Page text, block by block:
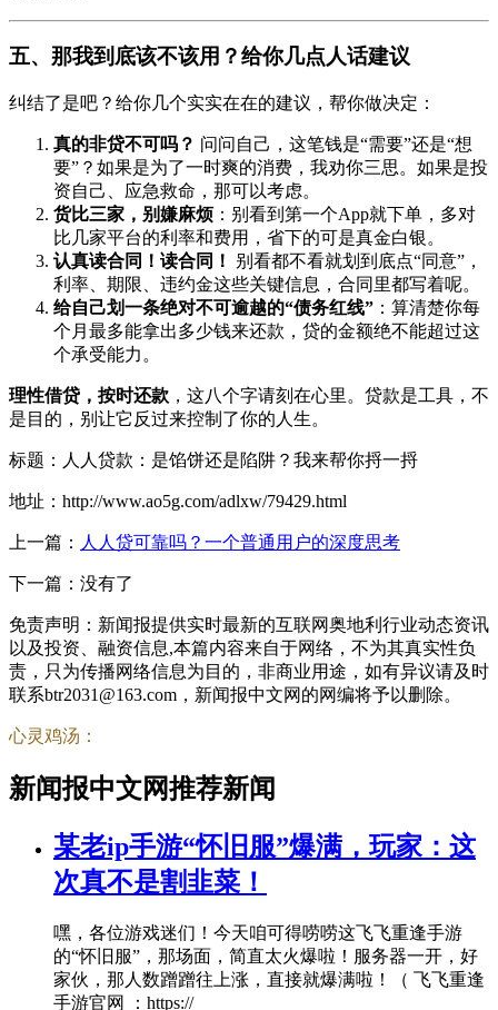
五、那我到底该不该用？给你几点人话建议
纠结了是吧？给你几个实实在在的建议，帮你做决定：
真的非贷不可吗？ 问问自己，这笔钱是“需要”还是“想
要”？如果是为了一时爽的消费，我劝你三思。如果是投
资自己、应急救命，那可以考虑。
货比三家，别嫌麻烦：别看到第一个App就下单，多对
比几家平台的利率和费用，省下的可是真金白银。
认真读合同！读合同！
别看都不看就划到底点“同意”，
利率、期限、违约金这些关键信息，合同里都写着呢。
给自己划一条绝对不可逾越的“债务红线” ：算清楚你每
个月最多能拿出多少钱来还款，贷的金额绝不能超过这
个承受能力。
理性借贷，按时还款 ，这八个字请刻在心里。贷款是工具，不
是目的，别让它反过来控制了你的人生。
标题：人人贷款：是馅饼还是陷阱？我来帮你捋一捋
地址：http://www.ao5g.com/adlxw/79429.html
上一篇： 人人贷可靠吗？一个普通用户的深度思考
下一篇：没有了
免责声明：新闻报提供实时最新的互联网奥地利行业动态资讯
以及投资、融资信息,本篇内容来自于网络，不为其真实性负
责，只为传播网络信息为目的，非商业用途，如有异议请及时
联系btr2031@163.com，新闻报中文网的网编将予以删除。
心灵鸡汤：
新闻报中文网推荐新闻
某老ip手游“怀旧服”爆满，玩家：这
次真不是割韭菜！
嘿，各位游戏迷们！今天咱可得唠唠这飞飞重逢手游
的“怀旧服”，那场面，简直太火爆啦！服务器一开，好
家伙，那人数蹭蹭往上涨，直接就爆满啦！（ 飞飞重逢
手游官网 ：https://